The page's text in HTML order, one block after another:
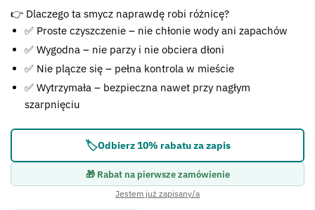
Błąd:Brak formularza kontaktowego.
👉 Dlaczego ta smycz naprawdę robi różnicę?
✅ Proste czyszczenie – nie chłonie wody ani zapachów
✅ Wygodna – nie parzy i nie obciera dłoni
✅ Nie plącze się – pełna kontrola w mieście
✅ Wytrzymała – bezpieczna nawet przy nagłym
szarpnięciu
🏷️Odbierz 10% rabatu za zapis
🎁 Rabat na pierwsze zamówienie
Jestem już zapisany/a